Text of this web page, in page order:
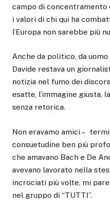
campo di concentramento
i valori di chi qui ha
l’Europa non sarebbe più
Anche da politico, da
Davide restava un
notizia nel fumo dei
esatte, l’immagine giusta,
senza retorica.
Non eravamo amici –
consuetudine ben più
che amavano Bach e De
avevano lavorato nella
incrociati più volte, mi
nel gruppo di “TUTTI”.